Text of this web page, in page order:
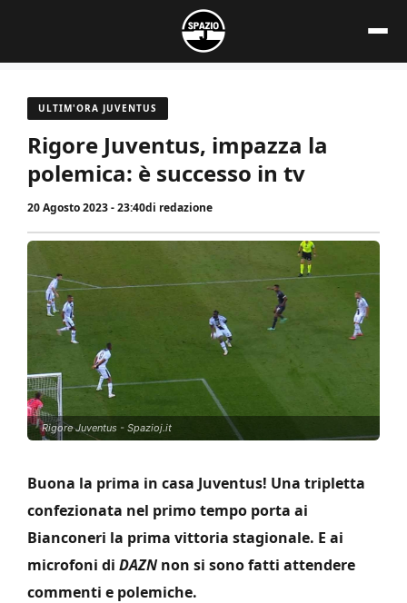
contenuto
ULTIM'ORA JUVENTUS
Rigore Juventus, impazza la
polemica: è successo in tv
20 Agosto 2023 - 23:40di redazione
Rigore Juventus - Spazioj.it
Buona la prima in casa Juventus! Una tripletta
confezionata nel primo tempo porta ai
Bianconeri la prima vittoria stagionale. E ai
microfoni di DAZN non si sono fatti attendere
commenti e polemiche.